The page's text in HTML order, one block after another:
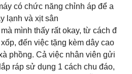
có chức năng chỉnh áp để a
lạnh và xịt sân
mình thấy rất okay, từ cách đ
đến việc tặng kèm dây cao
phồng. Cả việc nhân viên gửi
ráp sử dụng 1 cách chu đáo,